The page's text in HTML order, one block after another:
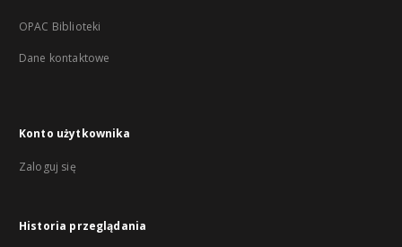
OPAC Biblioteki
Dane kontaktowe
Konto użytkownika
Zaloguj się
Historia przeglądania